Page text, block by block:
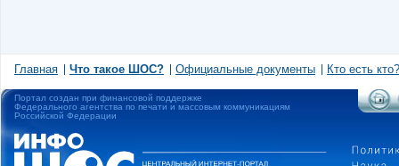
Главная Что такое ШОС? Официальные документы Кто есть кто?
Портал создан при финансовой поддержке
Федерального агентства по печати и массовым коммуникациям
Российской Федерации